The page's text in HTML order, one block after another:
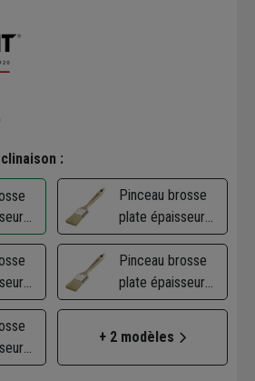
:
50
50
Pinceau brosse
plate épaisseur
moyenne L'Outil
Parfait - Taille 20
- Soies et
synthétiques 44
30
44
Pinceau brosse
plate épaisseur
moyenne L'Outil
- Soies et
synthétiques 44
+ 2 modèles